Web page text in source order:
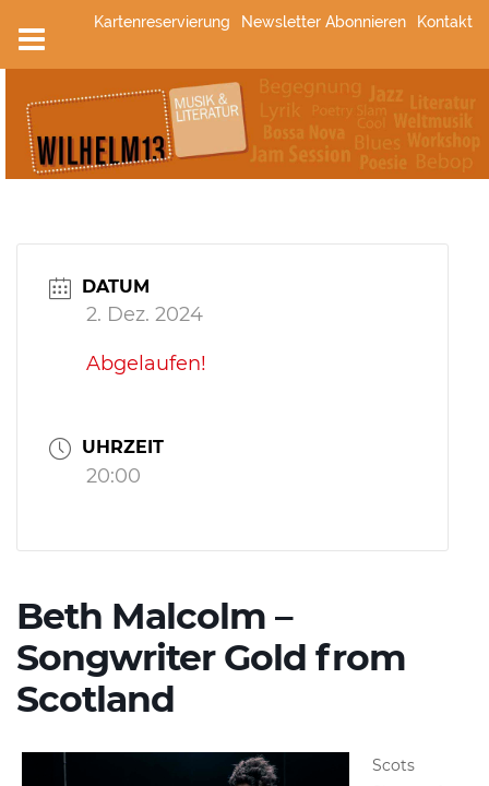
Inhalt
springen
Kartenreservierung Newsletter Abonnieren Kontakt
DATUM
2. Dez. 2024
Abgelaufen!
UHRZEIT
20:00
Beth Malcolm –
Songwriter Gold from
Scotland
Scots